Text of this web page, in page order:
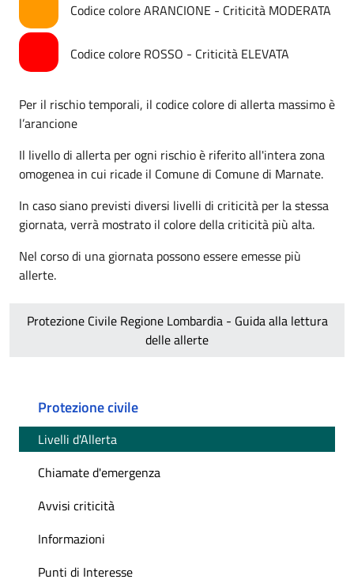
Codice colore ARANCIONE - Criticità MODERATA
Codice colore ROSSO - Criticità ELEVATA
Per il rischio temporali, il codice colore di allerta massimo è
l’arancione
Il livello di allerta per ogni rischio è riferito all'intera zona
omogenea in cui ricade il Comune di Comune di Marnate.
In caso siano previsti diversi livelli di criticità per la stessa
giornata, verrà mostrato il colore della criticità più alta.
Nel corso di una giornata possono essere emesse più
allerte.
Protezione Civile Regione Lombardia - Guida alla lettura
delle allerte
Protezione civile
Livelli d'Allerta
Chiamate d'emergenza
Avvisi criticità
Informazioni
Punti di Interesse